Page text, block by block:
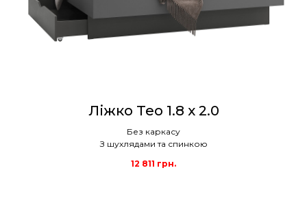
Ліжко Teo 1.8 x 2.0
Без каркасу
З шухлядами та спинкою
12 811 грн.